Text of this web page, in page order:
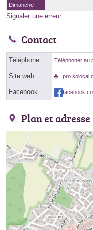
Dimanche
Signaler une erreur
Contact
Téléphone Téléphoner au
Site web
Facebook
Plan et adresse